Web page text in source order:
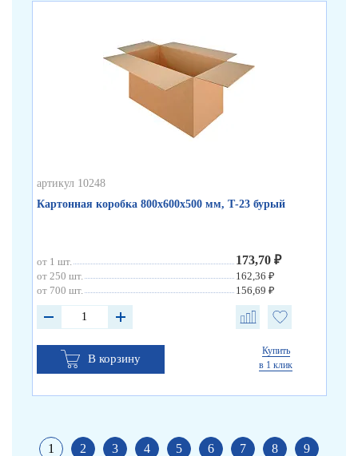
артикул 10248
Картонная коробка 800х600х500 мм, Т-23 бурый
от 1 шт. 173,70 ₽
от 250 шт.
162,36 ₽
от 700 шт.
156,69 ₽
В корзину
Купить
в 1 клик
1 2 3 4 5 6 7 8
9